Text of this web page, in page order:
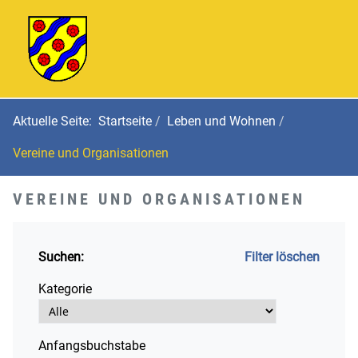
Aktuelle Seite: Startseite Leben und Wohnen
Vereine und Organisationen
VEREINE UND ORGANISATIONEN
Suchen: Filter löschen
Kategorie
Anfangsbuchstabe